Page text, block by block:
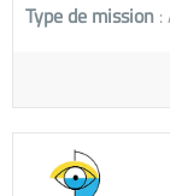
Type de mission :